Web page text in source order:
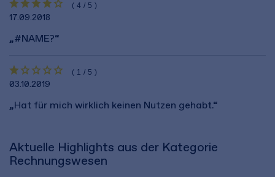
(4/5)
17.09.2018
„#NAME?“
(1/5)
03.10.2019
„Hat für mich wirklich keinen Nutzen gehabt.“
Aktuelle Highlights aus der Kategorie
Rechnungswesen